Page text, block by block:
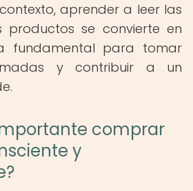
aprender a leer las
productos se convierte en
fundamental para tomar
y contribuir a un
comprar
y